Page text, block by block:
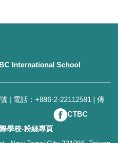
International School
| 電話：+886-2-22112581 | 傳
CTBC
學校-粉絲專頁